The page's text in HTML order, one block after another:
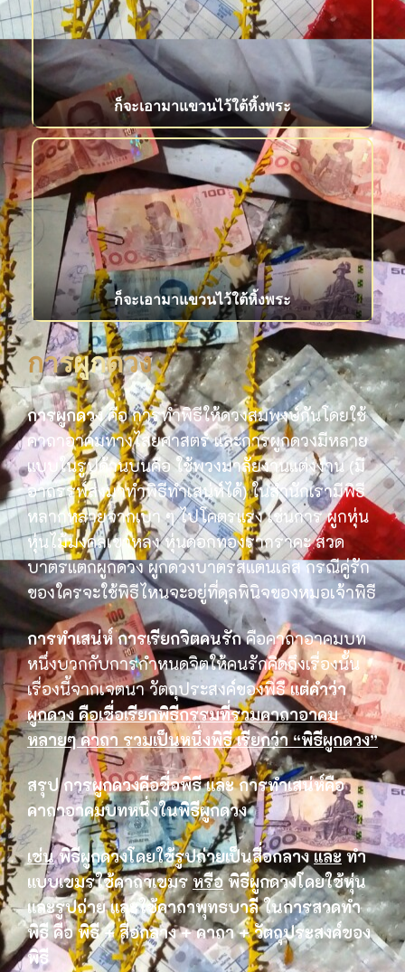
ก็จะเอามาแขวนไว้ใต้หิ้งพระ
ก็จะเอามาแขวนไว้ใต้หิ้งพระ
การผูกดวง
การผูกดวงคือ การทำพิธีให้ดวงสมพงษ์กันโดยใช้
คาถาอาคมทางไสยศาสตร์ และการผูกดวงมีหลาย
แบบในรูปด้านบนคือ ใช้พวงมาลัยงานแต่งงาน (มี
อาถรรพ์ส่งมาทำพิธีทำเสน่ห์ได้) ในสำนักเรามีพิธี
หลากหลายจากเบา ๆ ไปโคตรแรง เช่นการ ผูกหุ่น
หุ่นไม้มงคลเขาหลง หุ่นดอกทองรากราคะ สวด
บาตรแตกผูกดวง ผูกดวงบาตรสแตนเลส กรณีคู่รัก
ของใครจะใช้พิธีไหนจะอยู่ที่ดุลพินิจของหมอเจ้าพิธี
การทำเสน่ห์ การเรียกจิตคนรักคือคาถาอาคมบท
หนึ่งบวกกับการกำหนดจิตให้คนรักคิดถึงเรื่องนั้น
เรื่องนี้จากเจตนา วัตถุประสงค์ของพิธีแต่คำว่า
ผูกดวง คือเชื่อเรียกพิธีกรรมที่รวมคาถาอาคม
หลายๆ คาถา รวมเป็นหนึ่งพิธี เรียกว่า “พิธีผูกดวง”
สรุป การผูกดวงคือชื่อพิธี และ การทำเสน่ห์คือ
คาถาอาคมบทหนึ่งในพิธีผูกดวง
เช่นพิธีผูกดวงโดยใช้รูปถ่ายเป็นสื่อกลางและทำ
แบบเขมรใช้คาถาเขมรหรือพิธีผูกดวงโดยใช้หุ่น
และรูปถ่าย และใช้คาถาพุทธบาลี ในการสวดทำ
พิธี คือ พิธี + สื่อกลาง + คาถา + วัตถุประสงค์ของ
พิธี